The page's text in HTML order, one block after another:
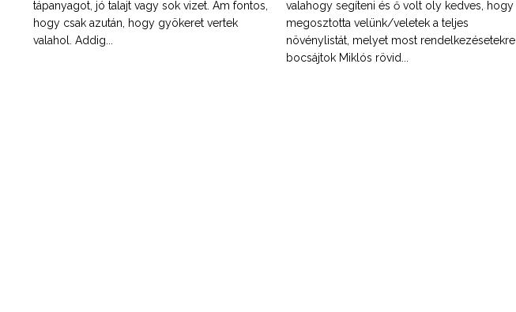
tápanyagot, jó talajt vagy sok vizet. Ám fontos,
hogy csak azután, hogy gyökeret vertek
valahol. Addig...
valahogy segíteni és ő volt oly kedves, hogy
megosztotta velünk/veletek a teljes
növénylistát, melyet most rendelkezésetekre
bocsájtok Miklós rövid...